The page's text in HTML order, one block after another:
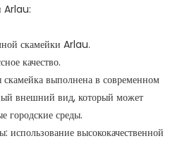
Arlau:
скамейки Arlau.
качество.
выполнена в современном
внешний вид, который может
городские среды.
использование высококачественной